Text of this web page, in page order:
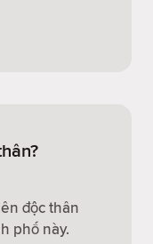
độc thân
phố này.